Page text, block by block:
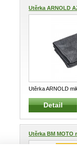
Utěrka ARNOLD
Utěrka ARNOLD
absorpční utěrka s
Detail
Utěrka BM MOTO